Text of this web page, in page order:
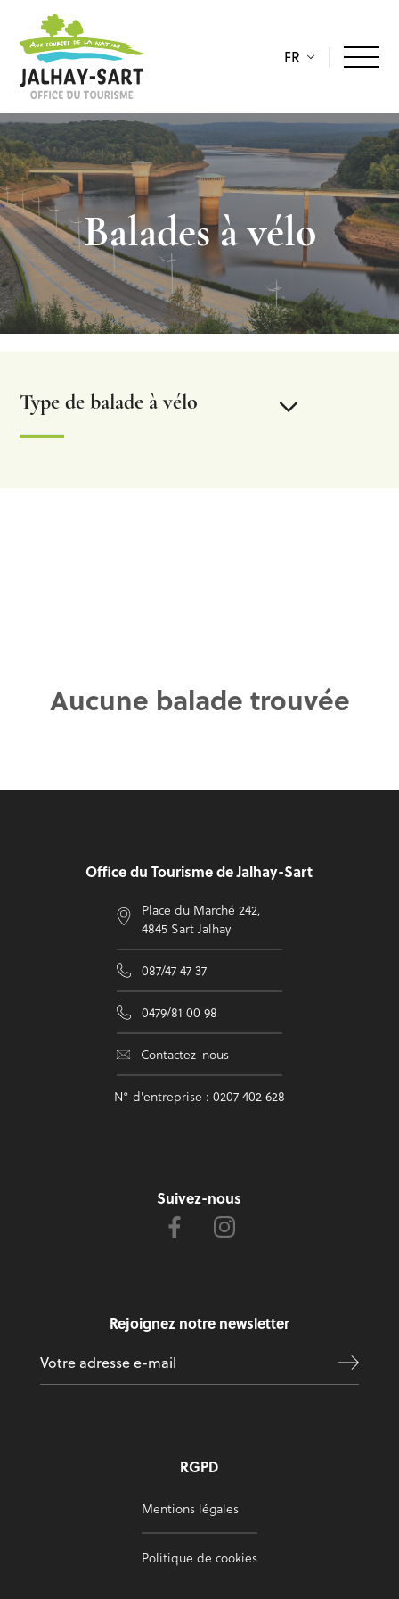
FR
Balades à vélo
Type de balade à vélo
Aucune balade trouvée
Office du Tourisme de Jalhay-Sart
Place du Marché 242,
4845 Sart Jalhay
087/47 47 37
0479/81 00 98
Contactez-nous
N° d'entreprise : 0207 402 628
Suivez-nous
Rejoignez notre newsletter
RGPD
Mentions légales
Politique de cookies